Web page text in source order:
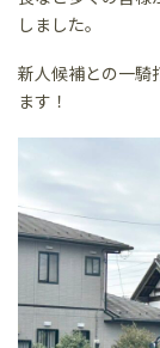
しました。
新人候補との一騎
ます！